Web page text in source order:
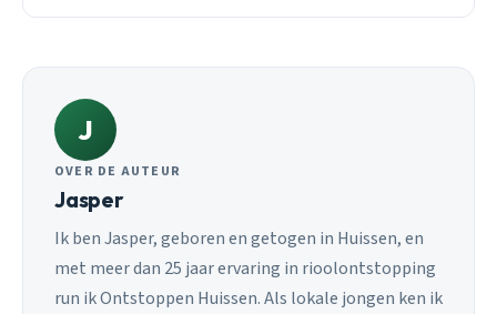
J
OVER DE AUTEUR
Jasper
Ik ben Jasper, geboren en getogen in Huissen, en
met meer dan 25 jaar ervaring in rioolontstopping
run ik Ontstoppen Huissen. Als lokale jongen ken ik